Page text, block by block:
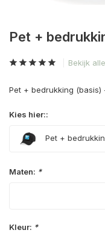
Pet +
Bekijk
Pet + bedrukking
Kies hier::
Pet +
Maten: *
Kleur: *